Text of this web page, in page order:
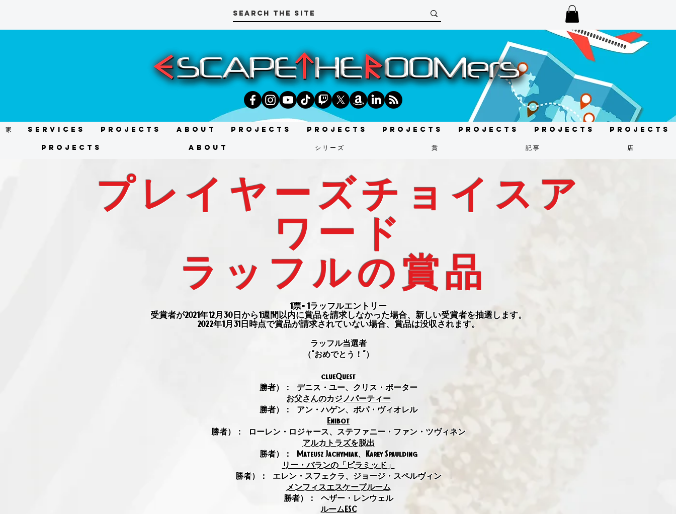
家 Services Projects About Projects Projects Projects Projects Projects Projects
Projects About シリーズ 賞 記事 店
プレイヤーズチョイスア
ワード
ラッフルの賞品
1票= 1ラッフルエントリー
受賞者が2021年12月30日から1週間以内に賞品を請求しなかった場合、新しい受賞者を抽選します。
2022年1月31日時点で賞品が請求されていない場合、賞品は没収されます。
ラッフル当選者
（"おめでとう！"）
clueQuest
勝者）：
デニス・ユー、クリス・ポーター
お父さんのカジノパーティー
勝者）：
アン・ハゲン、ポパ・ヴィオレル
Enibot
勝者）：
ローレン・ロジャース、ステファニー・ファン・ツヴィネン
アルカトラズを脱出
勝者）：
Mateusz Jachymiak、Karey Spaulding
リー・バランの「ピラミッド」
勝者）：
エレン・スフェクラ、ジョージ・スペルヴィン
メンフィスエスケープルーム
勝者）：
ヘザー・レンウェル
ルームESC